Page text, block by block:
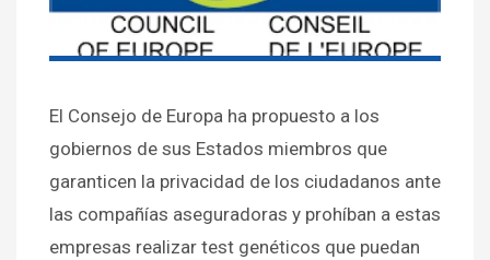
El Consejo de Europa ha propuesto a los
gobiernos de sus Estados miembros que
garanticen la privacidad de los ciudadanos ante
las compañías aseguradoras y prohíban a estas
empresas realizar test genéticos que puedan